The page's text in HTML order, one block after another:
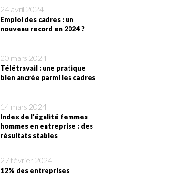
24 avril 2024
Emploi des cadres : un
nouveau record en 2024 ?
20 mars 2024
Télétravail : une pratique
bien ancrée parmi les cadres
14 mars 2024
Index de l’égalité femmes-
hommes en entreprise : des
résultats stables
27 février 2024
12% des entreprises